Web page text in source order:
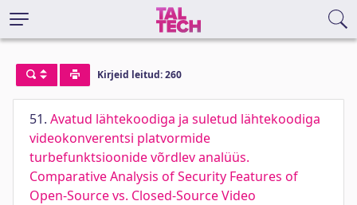
Kirjeid leitud: 260
51. Avatud lähtekoodiga ja suletud lähtekoodiga
videokonverentsi platvormide
turbefunktsioonide võrdlev analüüs.
Comparative Analysis of Security Features of
Open-Source vs. Closed-Source Video